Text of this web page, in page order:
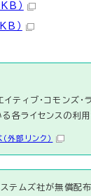
）
）
ティブ・コモンズ
各ライセンスの利
（外部リンク）
ステムズ社が無